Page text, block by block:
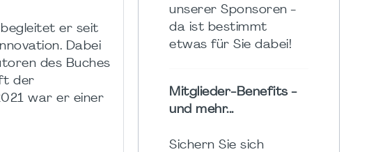
er seit
Dabei
des Buches
der
war er einer
unserer Sponsoren -
da ist bestimmt
etwas für Sie dabei!
Mitglieder-Benefits -
und mehr...
Sichern Sie sich